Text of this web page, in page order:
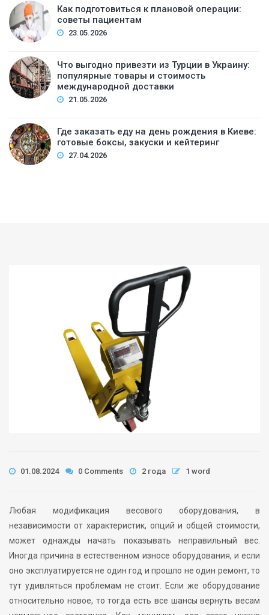
Как подготовиться к плановой операции:
советы пациентам
23.05.2026
Что выгодно привезти из Турции в Украину:
популярные товары и стоимость
международной доставки
21.05.2026
Где заказать еду на день рождения в Киеве:
готовые боксы, закуски и кейтеринг
27.04.2026
01.08.2024 0 Comments 2 года 1 word
Любая модификация весового оборудования, в
независимости от характеристик, опций и общей стоимости,
может однажды начать показывать неправильный вес.
Иногда причина в естественном износе оборудования, и если
оно эксплуатируется не один год и прошло не один ремонт, то
тут удивляться проблемам не стоит. Если же оборудование
относительно новое, то тогда есть все шансы вернуть весам